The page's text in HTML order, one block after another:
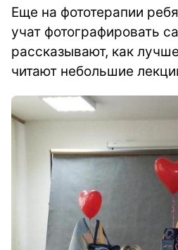
Еще на фототерапии
учат фотографировать
рассказывают, как
читают небольшие